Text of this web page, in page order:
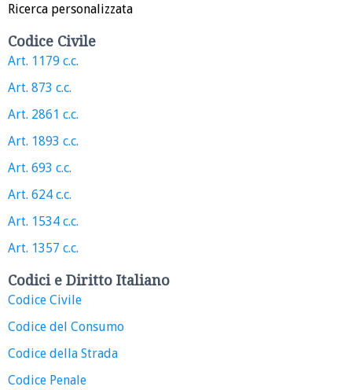
Ricerca personalizzata
Codice Civile
Art. 1179 c.c.
Art. 873 c.c.
Art. 2861 c.c.
Art. 1893 c.c.
Art. 693 c.c.
Art. 624 c.c.
Art. 1534 c.c.
Art. 1357 c.c.
Codici e Diritto Italiano
Codice Civile
Codice del Consumo
Codice della Strada
Codice Penale